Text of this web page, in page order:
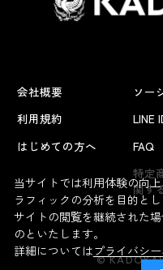
会社概要
利用規約
はじめての方へ
ソー
LINE
FAQ
特定
関す
©
当サイトでは利用体験の向
ラフィックの分析を目的と
サイトの閲覧を継続された
のといたします。
詳細についてはプライバシ